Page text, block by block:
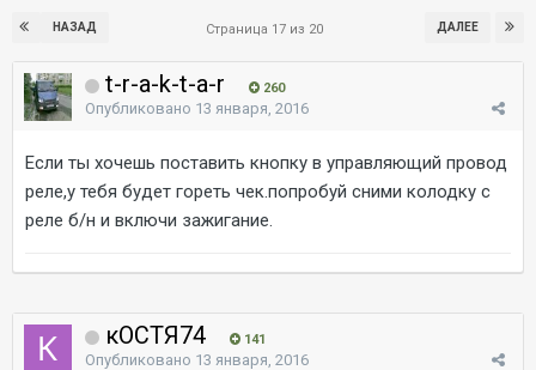
НАЗАД ДАЛЕЕ
Страница 17 из 20
t-r-a-k-t-a-r 260
Опубликовано 13 января, 2016
Если ты хочешь поставить кнопку в управляющий провод
реле,у тебя будет гореть чек.попробуй сними колодку с
реле б/н и включи зажигание.
кОСТЯ74 141
Опубликовано 13 января, 2016